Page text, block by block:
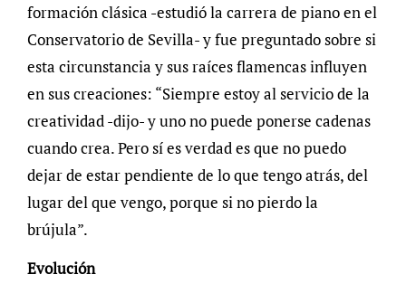
formación clásica -estudió la carrera de piano en el
Conservatorio de Sevilla- y fue preguntado sobre si
esta circunstancia y sus raíces flamencas influyen
en sus creaciones: “Siempre estoy al servicio de la
creatividad -dijo- y uno no puede ponerse cadenas
cuando crea. Pero sí es verdad es que no puedo
dejar de estar pendiente de lo que tengo atrás, del
lugar del que vengo, porque si no pierdo la
brújula”.
Evolución